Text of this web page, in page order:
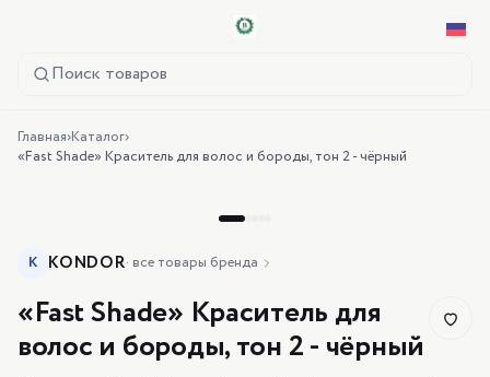
Поиск товаров
Главная›Каталог›
«Fast Shade» Краситель для волос и бороды, тон 2 - чёрный
K KONDOR· все товары бренда
«Fast Shade» Краситель для
волос и бороды, тон 2 - чёрный